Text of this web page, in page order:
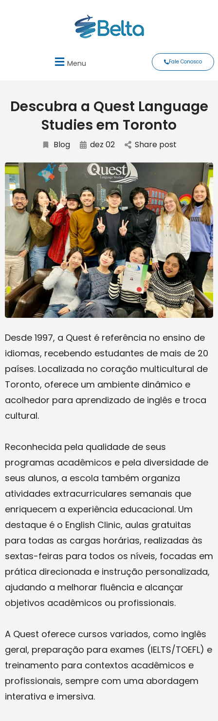
Menu Fale Conosco
Descubra a Quest Language
Studies em Toronto
Blog dez 02 Share post
Desde 1997, a Quest é referência no ensino de
idiomas, recebendo estudantes de mais de 20
países. Localizada no coração multicultural de
Toronto, oferece um ambiente dinâmico e
acolhedor para aprendizado de inglês e troca
cultural.
Reconhecida pela qualidade de seus
programas acadêmicos e pela diversidade de
seus alunos, a escola também organiza
atividades extracurriculares semanais que
enriquecem a experiência educacional. Um
destaque é o English Clinic, aulas gratuitas
para todas as cargas horárias, realizadas às
sextas-feiras para todos os níveis, focadas em
prática direcionada e instrução personalizada,
ajudando a melhorar fluência e alcançar
objetivos acadêmicos ou profissionais.
A Quest oferece cursos variados, como inglês
geral, preparação para exames (IELTS/TOEFL) e
treinamento para contextos acadêmicos e
profissionais, sempre com uma abordagem
interativa e imersiva.